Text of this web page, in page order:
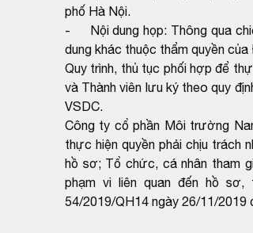
phố Hà Nội.
- Nội dung họp: Thông qua
dung khác thuộc thẩm quyền của
Quy trình, thủ tục phối hợp để
và Thành viên lưu ký theo quy
VSDC.
Công ty cổ phần Môi trường
thực hiện quyền phải chịu trách
hồ sơ; Tổ chức, cá nhân tham
phạm vi liên quan đến hồ
54/2019/QH14 ngày 26/11/2019